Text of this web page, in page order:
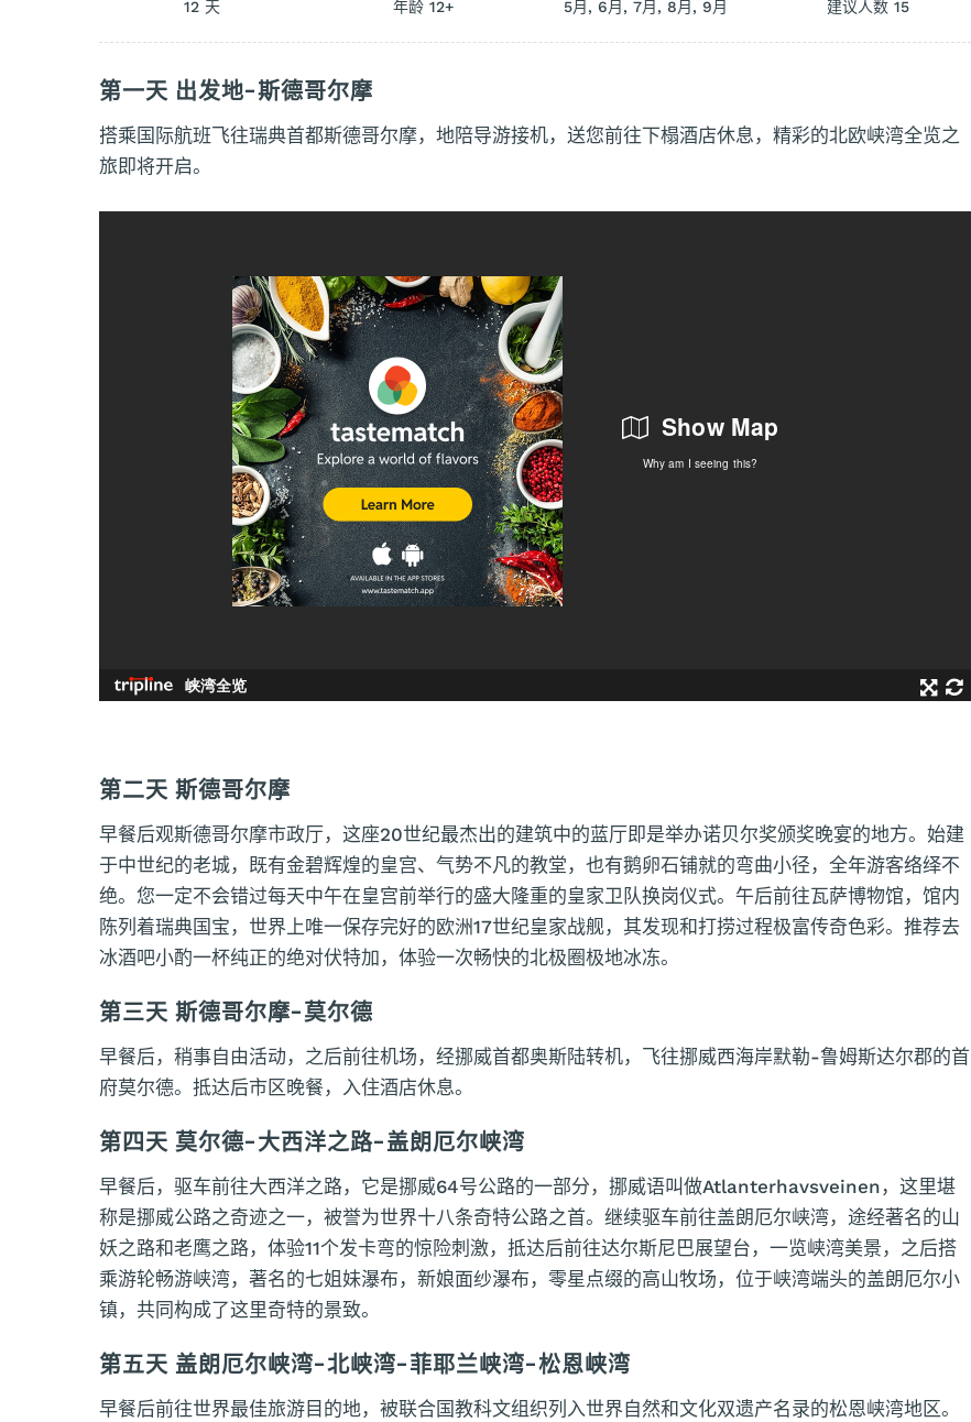
12 天 年龄 12+ 5月, 6月, 7月, 8月, 9月 建议人数 15
第一天 出发地-斯德哥尔摩
搭乘国际航班飞往瑞典首都斯德哥尔摩，地陪导游接机，送您前往下榻酒店休息，精彩的北欧峡湾全览之
旅即将开启。
第二天 斯德哥尔摩
早餐后观斯德哥尔摩市政厅，这座20世纪最杰出的建筑中的蓝厅即是举办诺贝尔奖颁奖晚宴的地方。始建
于中世纪的老城，既有金碧辉煌的皇宫、气势不凡的教堂，也有鹅卵石铺就的弯曲小径，全年游客络绎不
绝。您一定不会错过每天中午在皇宫前举行的盛大隆重的皇家卫队换岗仪式。午后前往瓦萨博物馆，馆内
陈列着瑞典国宝，世界上唯一保存完好的欧洲17世纪皇家战舰，其发现和打捞过程极富传奇色彩。推荐去
冰酒吧小酌一杯纯正的绝对伏特加，体验一次畅快的北极圈极地冰冻。
第三天 斯德哥尔摩-莫尔德
早餐后，稍事自由活动，之后前往机场，经挪威首都奥斯陆转机，飞往挪威西海岸默勒-鲁姆斯达尔郡的首
府莫尔德。抵达后市区晚餐，入住酒店休息。
第四天 莫尔德-大西洋之路-盖朗厄尔峡湾
早餐后，驱车前往大西洋之路，它是挪威64号公路的一部分，挪威语叫做Atlanterhavsveinen，这里堪
称是挪威公路之奇迹之一，被誉为世界十八条奇特公路之首。继续驱车前往盖朗厄尔峡湾，途经著名的山
妖之路和老鹰之路，体验11个发卡弯的惊险刺激，抵达后前往达尔斯尼巴展望台，一览峡湾美景，之后搭
乘游轮畅游峡湾，著名的七姐妹瀑布，新娘面纱瀑布，零星点缀的高山牧场，位于峡湾端头的盖朗厄尔小
镇，共同构成了这里奇特的景致。
第五天 盖朗厄尔峡湾-北峡湾-菲耶兰峡湾-松恩峡湾
早餐后前往世界最佳旅游目的地，被联合国教科文组织列入世界自然和文化双遗产名录的松恩峡湾地区。